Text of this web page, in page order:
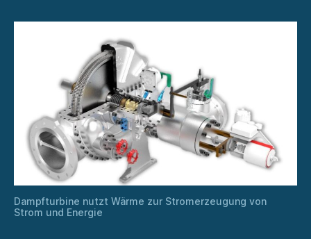
Dampfturbine nutzt Wärme zur Stromerzeugung von
Strom und Energie